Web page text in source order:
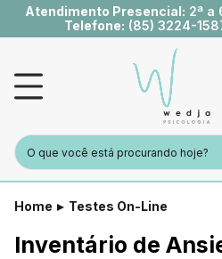
Atendimento Presencial: 2ª a
Telefone: (85) 3224-
Home Testes On-Line
Inventário de